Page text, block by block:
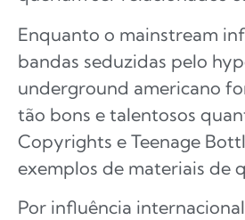
Enquanto o mainstream
bandas seduzidas pelo
underground americano
tão bons e talentosos
Copyrights e Teenage
exemplos de materiais de
Por influência